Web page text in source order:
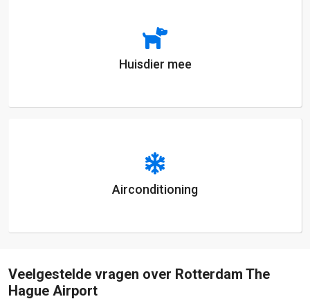
Huisdier mee
Airconditioning
Veelgestelde vragen over Rotterdam The
Hague Airport